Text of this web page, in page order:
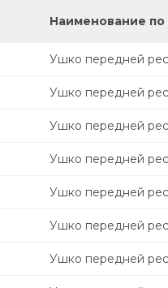
Наименование по
Ушко передней
Ушко передней
Ушко передней
Ушко передней
Ушко передней
Ушко передней
Ушко передней